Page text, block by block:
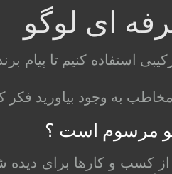
ای لوگو
استفاده کنیم تا پیام
به وجود بیاورید فکر
مرسوم است ؟
کسب و کارها برای